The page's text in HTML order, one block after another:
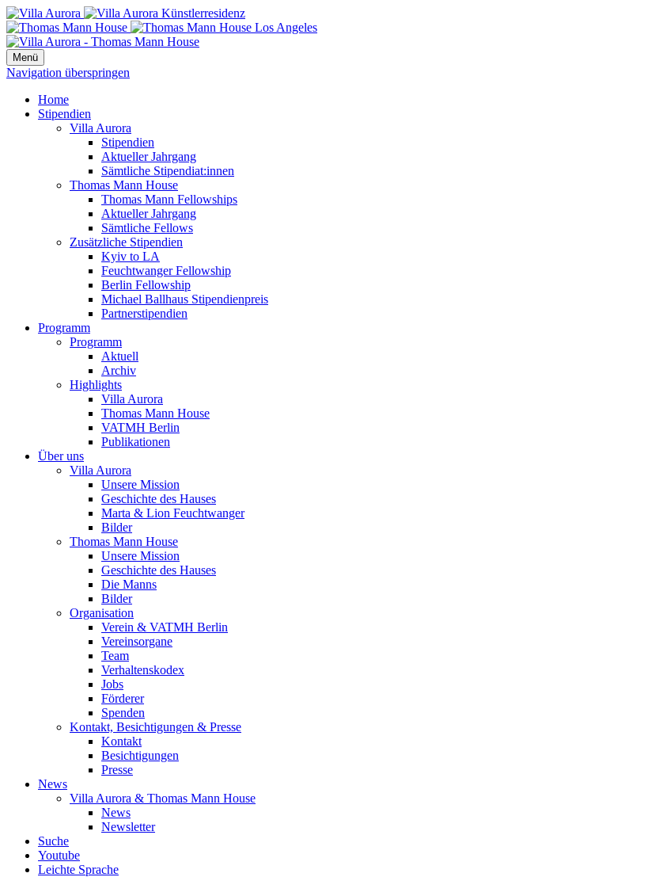
Menü
Navigation überspringen
Home
Stipendien
Villa Aurora
Stipendien
Aktueller Jahrgang
Sämtliche Stipendiat:innen
Thomas Mann House
Thomas Mann Fellowships
Aktueller Jahrgang
Sämtliche Fellows
Zusätzliche Stipendien
Kyiv to LA
Feuchtwanger Fellowship
Berlin Fellowship
Michael Ballhaus Stipendienpreis
Partnerstipendien
Programm
Programm
Aktuell
Archiv
Highlights
Villa Aurora
Thomas Mann House
VATMH Berlin
Publikationen
Über uns
Villa Aurora
Unsere Mission
Geschichte des Hauses
Marta & Lion Feuchtwanger
Bilder
Thomas Mann House
Unsere Mission
Geschichte des Hauses
Die Manns
Bilder
Organisation
Verein & VATMH Berlin
Vereinsorgane
Team
Verhaltenskodex
Jobs
Förderer
Spenden
Kontakt, Besichtigungen & Presse
Kontakt
Besichtigungen
Presse
News
Villa Aurora & Thomas Mann House
News
Newsletter
Suche
Youtube
Leichte Sprache